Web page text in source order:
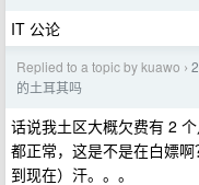
IT 公论
Replied to a topic by kuawo ›
的土耳其吗
话说我土区大概欠费有 2
都正常，这是不是在白嫖
到现在）汗。。。